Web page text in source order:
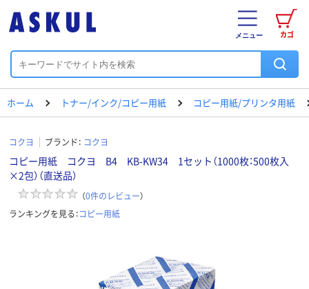
カゴ
メニュー
ホーム トナー/インク/コピー用紙 コピー用紙/プリンタ用紙
コクヨ ブランド： コクヨ
コピー用紙 コクヨ B4 KB-KW34 1セット（1000枚：500枚入
×2包）（直送品）
（0件のレビュー）
ランキングを見る：コピー用紙